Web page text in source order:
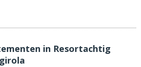
in Resortachtig